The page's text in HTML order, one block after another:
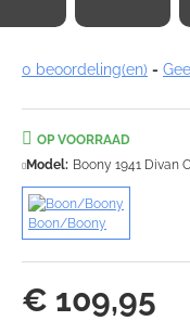
0 beoordeling(en) -
€ 109,95
OP VOORRAAD
Model: Boony 1941 Divan
Boon/Boony